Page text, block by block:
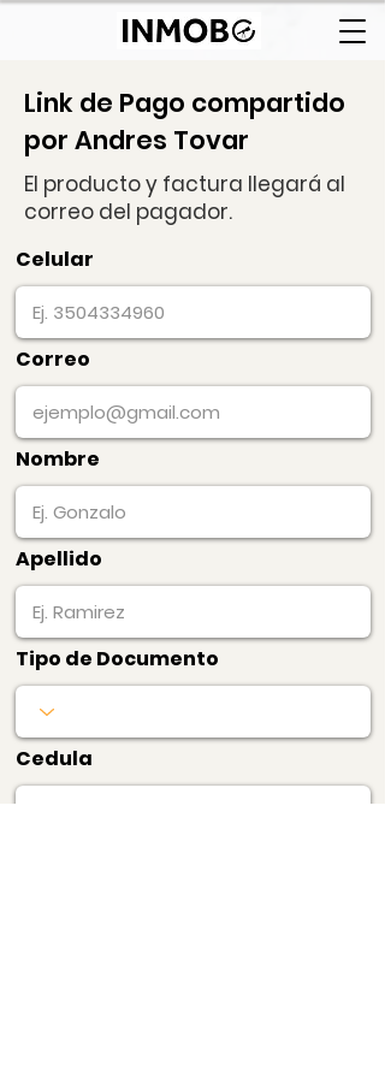
Link de Pago compartido
por Andres Tovar
El producto y factura llegará al
correo del pagador.
Celular
Correo
Nombre
Apellido
Tipo de Documento
Cedula